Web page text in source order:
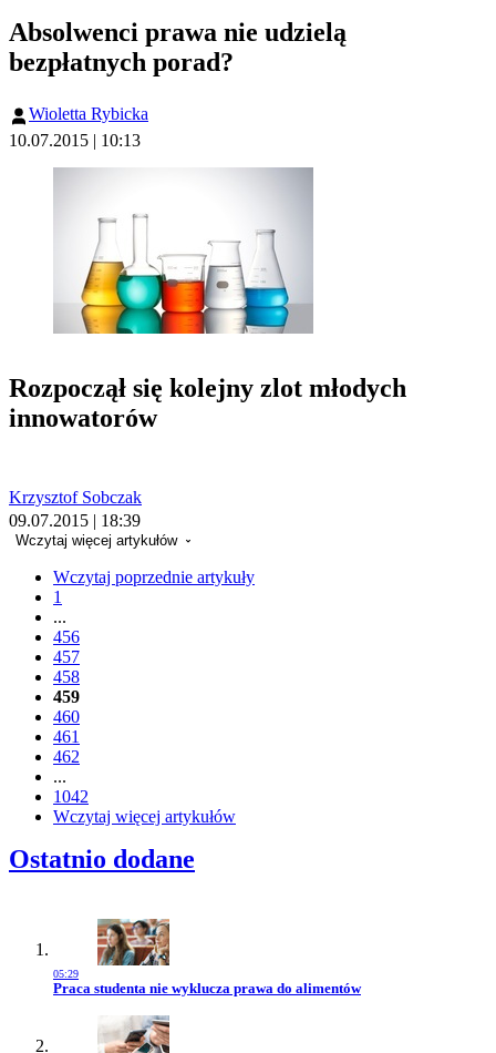
Absolwenci prawa nie udzielą
bezpłatnych porad?
Wioletta Rybicka
10.07.2015 | 10:13
Rozpoczął się kolejny zlot młodych
innowatorów
Krzysztof Sobczak
09.07.2015 | 18:39
Wczytaj więcej artykułów
Wczytaj poprzednie artykuły
1
...
456
457
458
459
460
461
462
...
1042
Wczytaj więcej artykułów
Ostatnio dodane
05:29
Przejdź do artykułu:
Praca studenta nie wyklucza prawa do alimentów